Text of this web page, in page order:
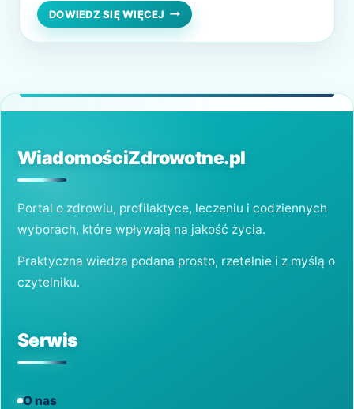
wieku. Teraz jest to miejsce, w którym
starość można odczarować i może ona być
DOWIEDZ SIĘ WIĘCEJ DOM
SPOKOJNEJ
STAROŚCI
WiadomościZdrowotne.pl
Portal o zdrowiu, profilaktyce, leczeniu i codziennych
wyborach, które wpływają na jakość życia.
Praktyczna wiedza podana prosto, rzetelnie i z myślą o
czytelniku.
Serwis
O nas